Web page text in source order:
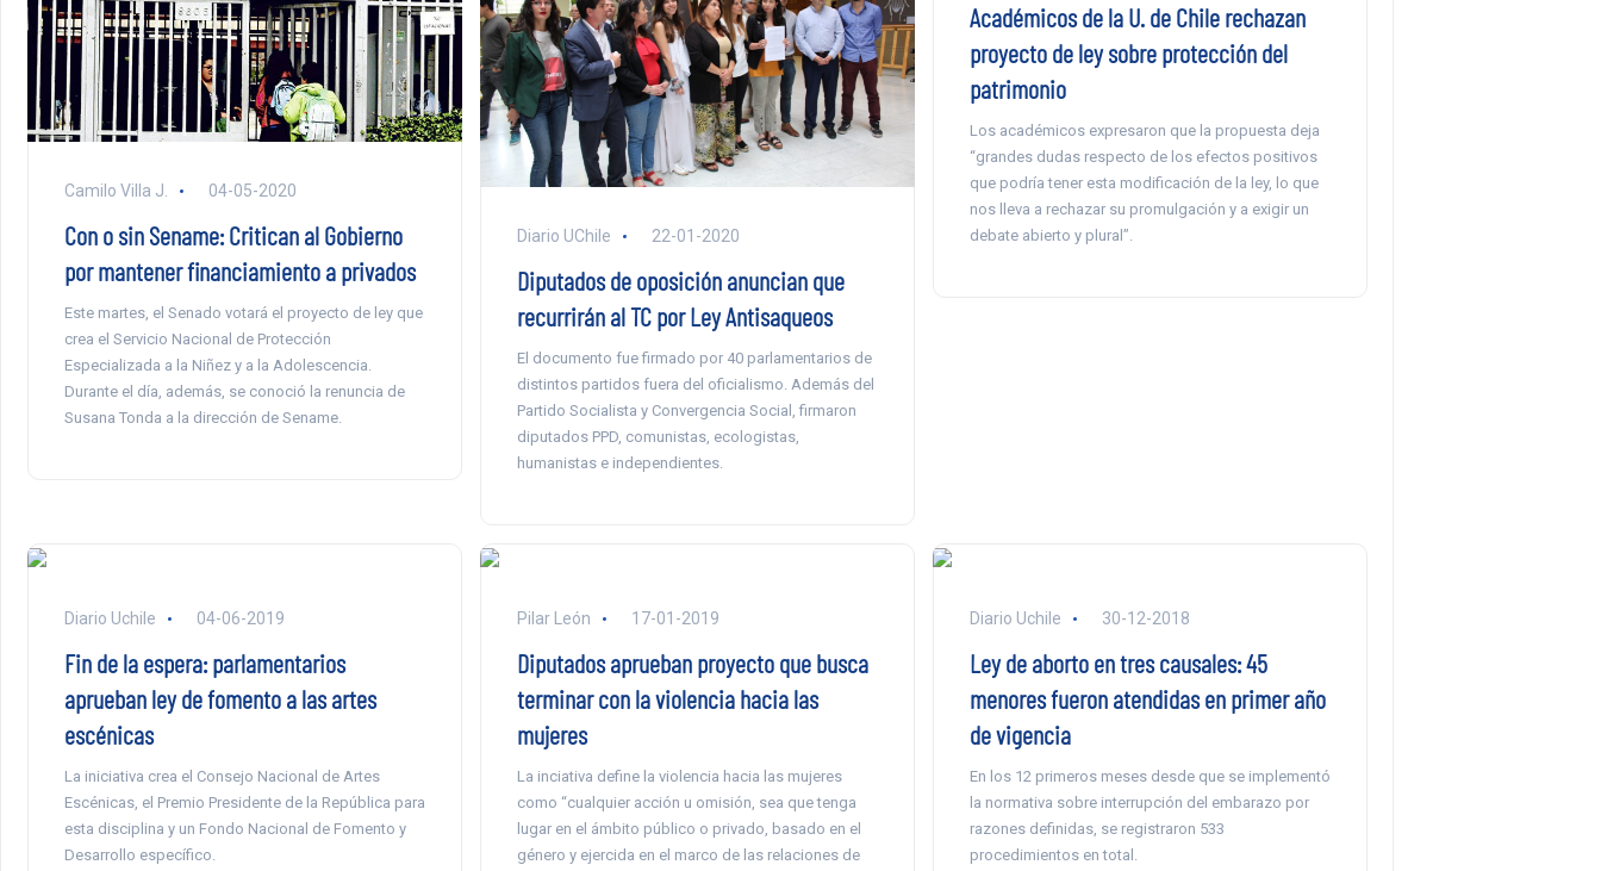
Camilo Villa J. 04-05-2020
Con o sin Sename: Critican al Gobierno
por mantener financiamiento a privados
Este martes, el Senado votará el proyecto de ley que
crea el Servicio Nacional de Protección
Especializada a la Niñez y a la Adolescencia.
Durante el día, además, se conoció la renuncia de
Susana Tonda a la dirección de Sename.
Diario UChile 22-01-2020
Diputados de oposición anuncian que
recurrirán al TC por Ley Antisaqueos
El documento fue firmado por 40 parlamentarios de
distintos partidos fuera del oficialismo. Además del
Partido Socialista y Convergencia Social, firmaron
diputados PPD, comunistas, ecologistas,
humanistas e independientes.
Académicos de la U. de Chile rechazan
proyecto de ley sobre protección del
patrimonio
Los académicos expresaron que la propuesta deja
“grandes dudas respecto de los efectos positivos
que podría tener esta modificación de la ley, lo que
nos lleva a rechazar su promulgación y a exigir un
debate abierto y plural”.
Diario Uchile 04-06-2019
Fin de la espera: parlamentarios
aprueban ley de fomento a las artes
escénicas
La iniciativa crea el Consejo Nacional de Artes
Escénicas, el Premio Presidente de la República para
esta disciplina y un Fondo Nacional de Fomento y
Desarrollo específico.
Pilar León 17-01-2019
Diputados aprueban proyecto que busca
terminar con la violencia hacia las
mujeres
La inciativa define la violencia hacia las mujeres
como “cualquier acción u omisión, sea que tenga
lugar en el ámbito público o privado, basado en el
género y ejercida en el marco de las relaciones de
Diario Uchile 30-12-2018
Ley de aborto en tres causales: 45
menores fueron atendidas en primer año
de vigencia
En los 12 primeros meses desde que se implementó
la normativa sobre interrupción del embarazo por
razones definidas, se registraron 533
procedimientos en total.